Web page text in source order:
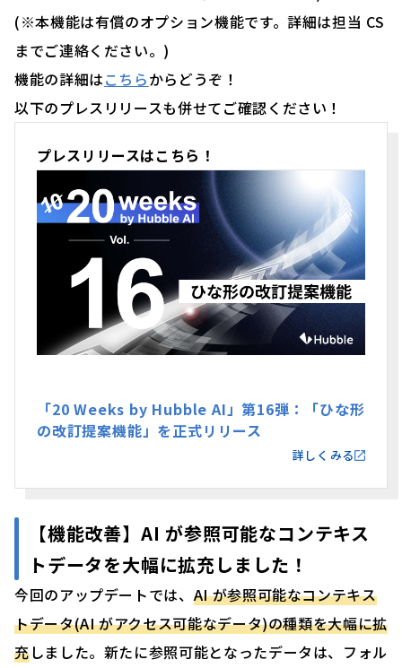
(※本機能は有償のオプション機能です。詳細は担当 CS
までご連絡ください。)
機能の詳細はこちらからどうぞ！
以下のプレスリリースも併せてご確認ください！
プレスリリースはこちら！
「20 Weeks by Hubble AI」第16弾：「ひな形
の改訂提案機能」を正式リリース
詳しくみる
【機能改善】 AI が参照可能なコンテキス
トデータを大幅に拡充しました！
今回のアップデートでは、 AI が参照可能なコンテキス
トデータ(AI がアクセス可能なデータ)の種類を大幅に拡
充しました。新たに参照可能となったデータは、フォル